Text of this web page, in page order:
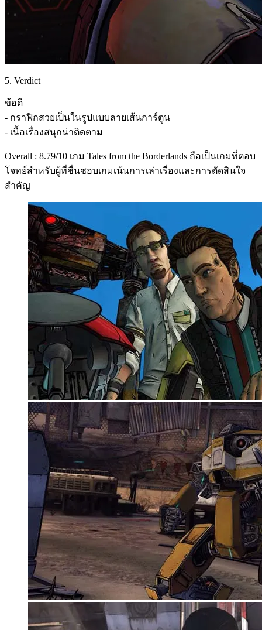
5. Verdict
ข้อดี
- กราฟิกสวยเป็นในรูปแบบลายเส้นการ์ตูน
- เนื้อเรื่องสนุกน่าติดตาม
Overall : 8.79/10 เกม Tales from the Borderlands ถือเป็นเกมที่ตอบ
โจทย์สำหรับผู้ที่ชื่นชอบเกมเน้นการเล่าเรื่องและการตัดสินใจ
สำคัญ